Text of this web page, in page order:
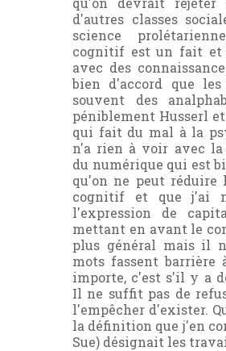
d'autres classes
science
cognitif est un fait
avec des
bien d'accord que
souvent des
péniblement Husserl
qui fait du mal à la
n'a rien à voir avec
du numérique qui est
qu'on ne peut réduire
cognitif et que j'ai
l'expression de
mettant en avant le
plus général mais il
mots fassent barrière
importe, c'est s'il y a
Il ne suffit pas de
l'empêcher d'exister.
la définition que j'en
Sue) désignait les